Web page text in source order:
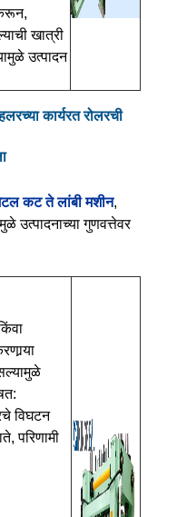
खात्री
उत्पादन
कार्यरत रोलरची
कट ते लांबी मशीन,
उत्पादनाच्या गुणवत्तेवर
विघटन
परिणामी